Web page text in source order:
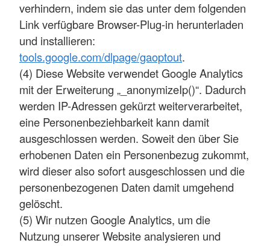
verhindern, indem sie das unter dem folgenden
Link verfügbare Browser-Plug-in herunterladen
und installieren:
tools.google.com/dlpage/gaoptout.
(4) Diese Website verwendet Google Analytics
mit der Erweiterung „_anonymizeIp()“. Dadurch
werden IP-Adressen gekürzt weiterverarbeitet,
eine Personenbeziehbarkeit kann damit
ausgeschlossen werden. Soweit den über Sie
erhobenen Daten ein Personenbezug zukommt,
wird dieser also sofort ausgeschlossen und die
personenbezogenen Daten damit umgehend
gelöscht.
(5) Wir nutzen Google Analytics, um die
Nutzung unserer Website analysieren und